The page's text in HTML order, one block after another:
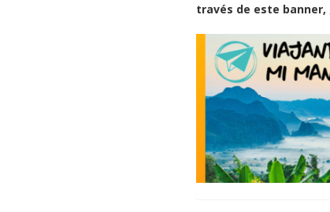
través de este banner,